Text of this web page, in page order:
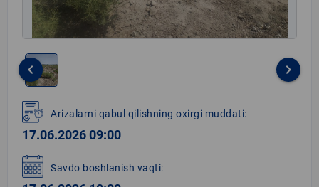
1
of
1
keyboard_arrow_left keyboard_arrow_right
Arizalarni qabul qilishning oxirgi muddati:
17.06.2026 09:00
Savdo boshlanish vaqti: